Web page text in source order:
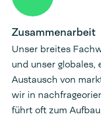
Zusammenarbeit
Unser breites
und unser globales,
Austausch von
wir in
führt oft zum